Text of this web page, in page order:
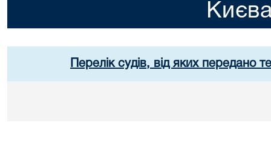
Перелік судів, від яких передано